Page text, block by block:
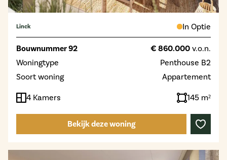
Linck In Optie
Bouwnummer 92 € 860.000 v.o.n.
Woningtype
Penthouse B2
Soort woning
Appartement
4 Kamers 145 m²
Bekijk deze woning